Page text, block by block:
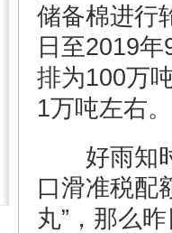
储备棉进行
日至2019
排为100万
1万吨左右。
好雨知时
口滑准税配
丸”，那么